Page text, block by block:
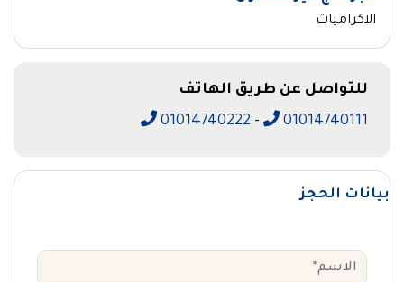
الاكراميات
للتواصل عن طريق الهاتف
01014740111
-
01014740222
بيانات الحجز